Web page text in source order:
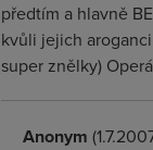
předtím a hlavně
kvůli jejich
super znělky)
Anonym